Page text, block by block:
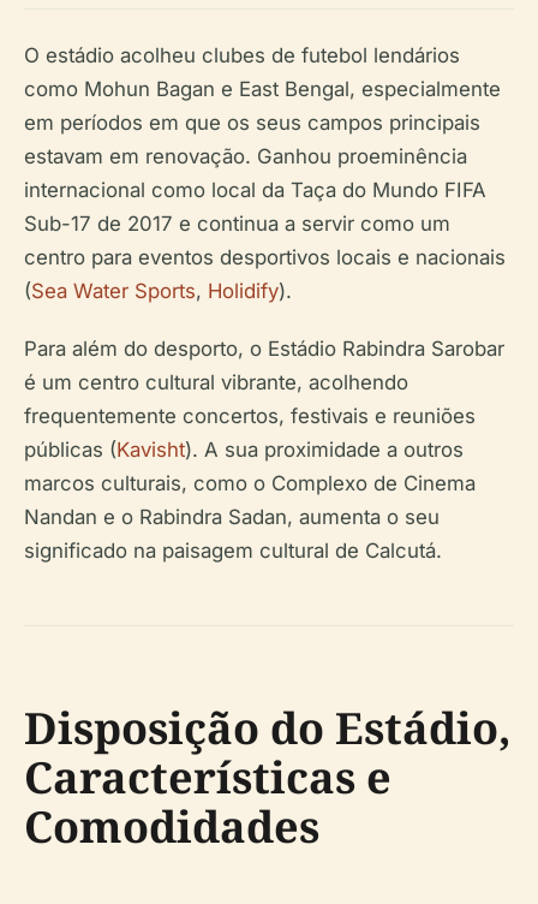
O estádio acolheu clubes de futebol lendários
como Mohun Bagan e East Bengal, especialmente
em períodos em que os seus campos principais
estavam em renovação. Ganhou proeminência
internacional como local da Taça do Mundo FIFA
Sub-17 de 2017 e continua a servir como um
centro para eventos desportivos locais e nacionais
(Sea Water Sports, Holidify).
Para além do desporto, o Estádio Rabindra Sarobar
é um centro cultural vibrante, acolhendo
frequentemente concertos, festivais e reuniões
públicas (Kavisht). A sua proximidade a outros
marcos culturais, como o Complexo de Cinema
Nandan e o Rabindra Sadan, aumenta o seu
significado na paisagem cultural de Calcutá.
Disposição do Estádio,
Características e
Comodidades